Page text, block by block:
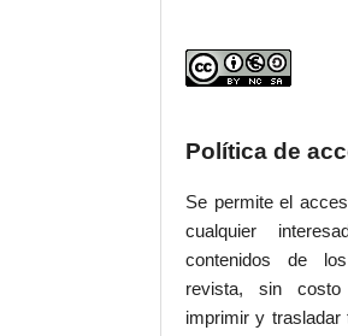
Política de
Se permite el
cualquier
contenidos de
revista, sin costo
imprimir y trasladar